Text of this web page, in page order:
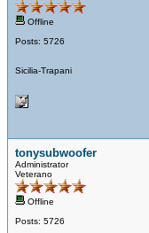
Offline
Posts: 5726
Sicilia-Trapani
tonysubwoofer
Administrator
Veterano
Offline
Posts: 5726